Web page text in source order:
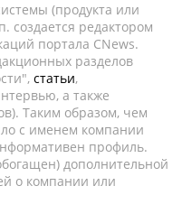
(продукта или
создается редактором
портала CNews.
разделов
статьи,
а также
Таким образом, чем
с именем компании
профиль.
дополнительной
о компании или